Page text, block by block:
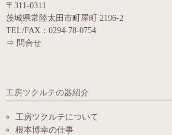
〒311-0311
茨城県常陸太田市町屋町 2196-2
TEL/FAX：0294-78-0754
⇒ 問合せ
工房ツクルテの器紹介
工房ツクルテについて
根本博幸の仕事